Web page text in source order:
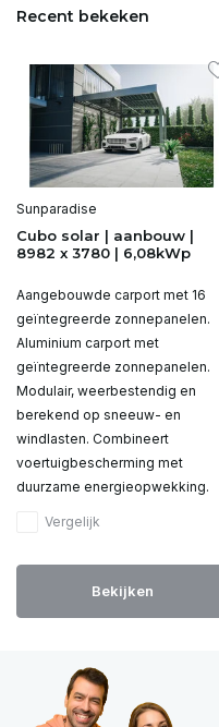
Recent bekeken
Sunparadise
Cubo solar | aanbouw |
8982 x 3780 | 6,08kWp
Aangebouwde carport met 16
geïntegreerde zonnepanelen.
Aluminium carport met
geïntegreerde zonnepanelen.
Modulair, weerbestendig en
berekend op sneeuw- en
windlasten. Combineert
voertuigbescherming met
duurzame energieopwekking.
Vergelijk
Bekijken